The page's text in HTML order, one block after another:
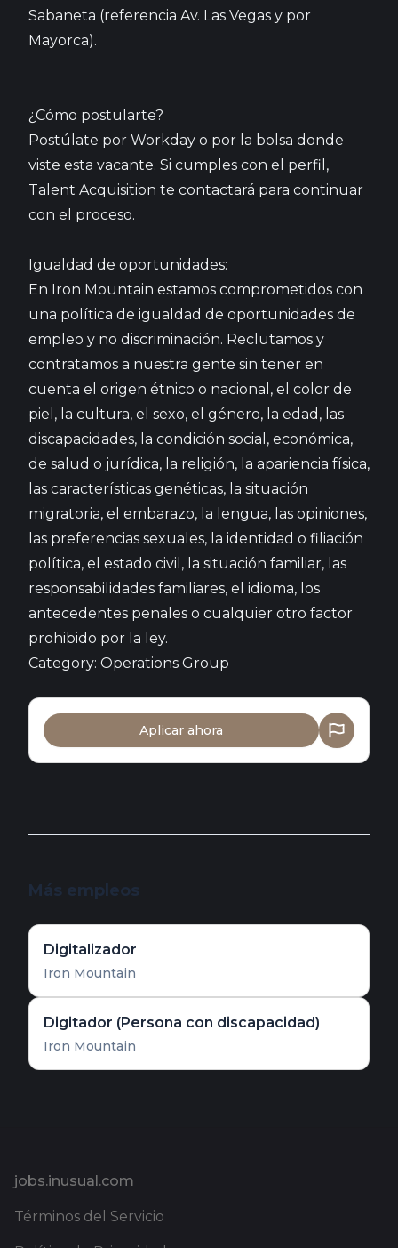
Sabaneta (referencia Av. Las Vegas y por
Mayorca).
¿Cómo postularte?
Postúlate por Workday o por la bolsa donde
viste esta vacante. Si cumples con el perfil,
Talent Acquisition te contactará para continuar
con el proceso.
Igualdad de oportunidades:
En Iron Mountain estamos comprometidos con
una política de igualdad de oportunidades de
empleo y no discriminación. Reclutamos y
contratamos a nuestra gente sin tener en
cuenta el origen étnico o nacional, el color de
piel, la cultura, el sexo, el género, la edad, las
discapacidades, la condición social, económica,
de salud o jurídica, la religión, la apariencia física,
las características genéticas, la situación
migratoria, el embarazo, la lengua, las opiniones,
las preferencias sexuales, la identidad o filiación
política, el estado civil, la situación familiar, las
responsabilidades familiares, el idioma, los
antecedentes penales o cualquier otro factor
prohibido por la ley.
Category: Operations Group
Aplicar ahora
Más empleos
Digitalizador
Iron Mountain
Digitador (Persona con discapacidad)
Iron Mountain
Pie de página
jobs.inusual.com
Términos del Servicio